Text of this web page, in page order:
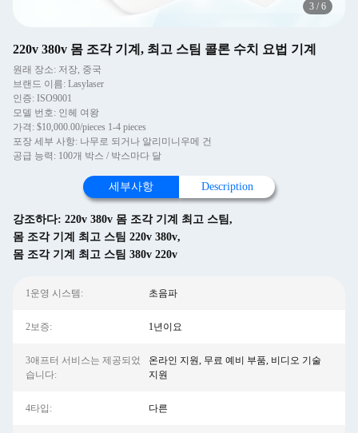
3 / 6
220v 380v 몸 조각 기계, 최고 스팀 콜론 수치 요법 기계
원래 장소: 저장, 중국
브랜드 이름: Lasylaser
인증: ISO9001
모델 번호: 인헤 여왕
가격: $10,000.00/pieces 1-4 pieces
포장 세부 사항: 나무로 되거나 알리미니우메 건
공급 능력: 100개 박스 / 박스마다 달
세부사항 Description
강조하다: 220v 380v 몸 조각 기계 최고 스팀,
몸 조각 기계 최고 스팀 220v 380v,
몸 조각 기계 최고 스팀 380v 220v
1운영 시스템: 초음파
2보증: 1년이요
3애프터 서비스는 제공되었
습니다:
온라인 지원, 무료 예비 부품, 비디오 기술
지원
4타입: 다른